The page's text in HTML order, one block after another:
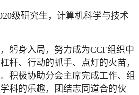
级研究生，计算机科学与技术
躬身入局，努力成为CCF组织中
杆、行动的抓手、点灯的火苗 ，
积极协助分会主席完成工作、组
科的乐趣，团结志同道合的伙